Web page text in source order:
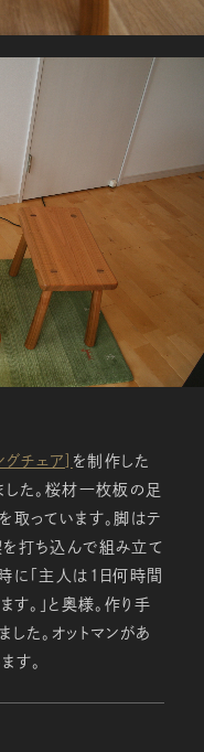
チェア] を制作した
した。桜材一枚板の足
取っています。脚はテ
打ち込んで組み立て
に「主人は１日何時間
す。」と奥様。作り手
た。オットマンがあ
す。